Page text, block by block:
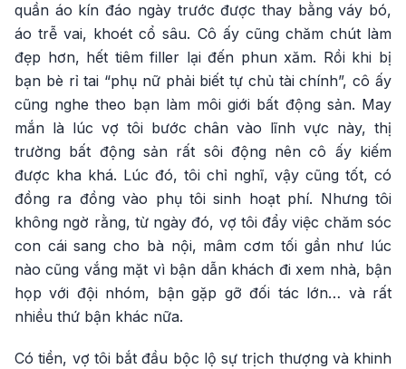
quần áo kín đáo ngày trước được thay bằng váy bó,
áo trễ vai, khoét cổ sâu. Cô ấy cũng chăm chút làm
đẹp hơn, hết tiêm filler lại đến phun xăm. Rồi khi bị
bạn bè rỉ tai “phụ nữ phải biết tự chủ tài chính”, cô ấy
cũng nghe theo bạn làm môi giới bất động sản. May
mắn là lúc vợ tôi bước chân vào lĩnh vực này, thị
trường bất động sản rất sôi động nên cô ấy kiếm
được kha khá. Lúc đó, tôi chỉ nghĩ, vậy cũng tốt, có
đồng ra đồng vào phụ tôi sinh hoạt phí. Nhưng tôi
không ngờ rằng, từ ngày đó, vợ tôi đẩy việc chăm sóc
con cái sang cho bà nội, mâm cơm tối gần như lúc
nào cũng vắng mặt vì bận dẫn khách đi xem nhà, bận
họp với đội nhóm, bận gặp gỡ đối tác lớn… và rất
nhiều thứ bận khác nữa.
Có tiền, vợ tôi bắt đầu bộc lộ sự trịch thượng và khinh